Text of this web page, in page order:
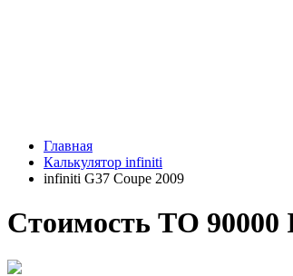
Главная
Калькулятор infiniti
infiniti G37 Coupe 2009
Стоимость ТО 90000